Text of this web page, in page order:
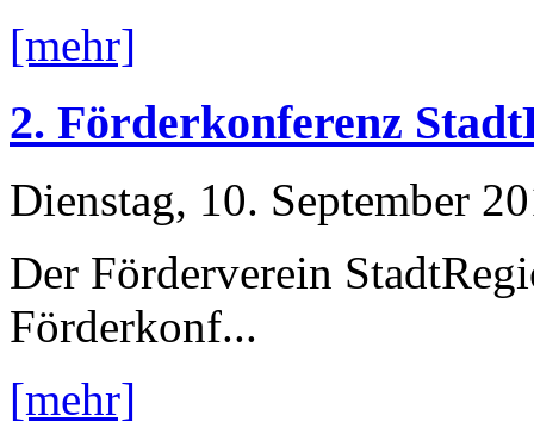
[mehr]
2. Förderkonferenz
Dienstag, 10. September
Der Förderverein
Förderkonf...
[mehr]